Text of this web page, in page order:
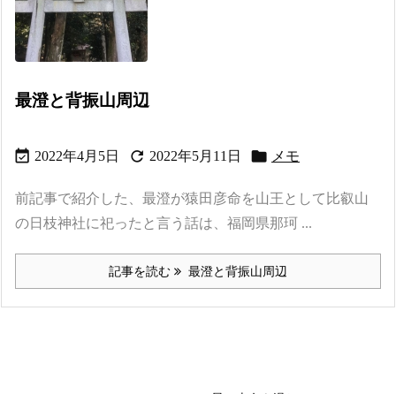
最澄と背振山周辺
 2022年4月5日  2022年5月11日  メモ
前記事で紹介した、最澄が猿田彦命を山王として比叡山
の日枝神社に祀ったと言う話は、福岡県那珂 ...
記事を読む 最澄と背振山周辺